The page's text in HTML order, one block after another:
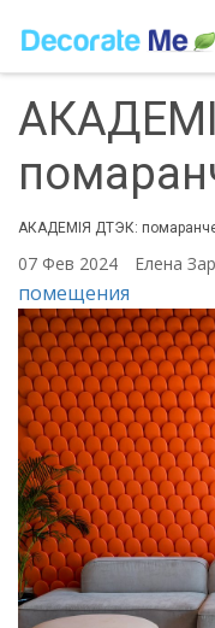
АКАДЕМІЯ ДТЭК:
07 Фев 2024 Елена
помещения